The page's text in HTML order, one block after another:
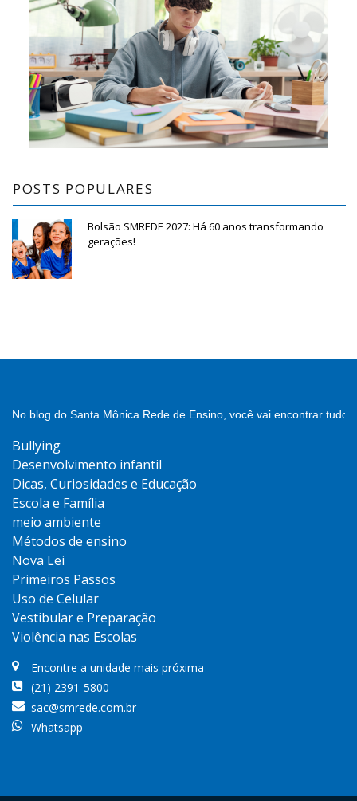
POSTS POPULARES
Bolsão SMREDE 2027: Há 60 anos transformando
gerações!
No blog do Santa Mônica Rede de Ensino, você vai encontrar
Bullying
Desenvolvimento infantil
Dicas, Curiosidades e Educação
Escola e Família
meio ambiente
Métodos de ensino
Nova Lei
Primeiros Passos
Uso de Celular
Vestibular e Preparação
Violência nas Escolas
Encontre a unidade mais próxima
(21) 2391-5800
sac@smrede.com.br
Whatsapp